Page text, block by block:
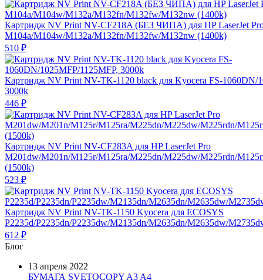
Картридж NV Print NV-CF218A (БЕЗ ЧИПА) для HP LaserJet
M104a/M104w/M132a/M132fn/M132fw/M132nw (1400k)
510 ₽
Картридж NV Print NV-TK-1120 black для Kyocera FS-1060DN/
3000k
446 ₽
Картридж NV Print NV-CF283A для HP LaserJet Pro
M201dw/M201n/M125r/M125ra/M225dn/M225dw/M225rdn/
(1500k)
523 ₽
Картридж NV Print NV-TK-1150 Kyocera для ECOSYS
P2235d/P2235dn/P2235dw/M2135dn/M2635dn/M2635dw/
612 ₽
Блог
13 апреля 2022
БУМАГА SVETOCOPY A3 A4